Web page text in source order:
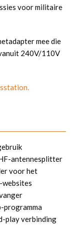
voor militaire
mee die
240V/110V
antennesplitter
voor het
websites
programma
play verbinding